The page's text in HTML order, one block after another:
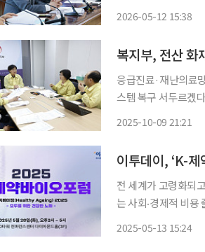
2026-05-12 15:38
복지부, 전산
응급진료·재난의료
스템 복구 서두르겠다" 보건복지부가 국가정보자원관리원 전산센터 화재로 멈췄
2025-10-09 21:21
이투데이, ‘K-
전 세계가 고령화되
는 사회‧경제적 비용 줄이기 위한
2025-05-13 15:24